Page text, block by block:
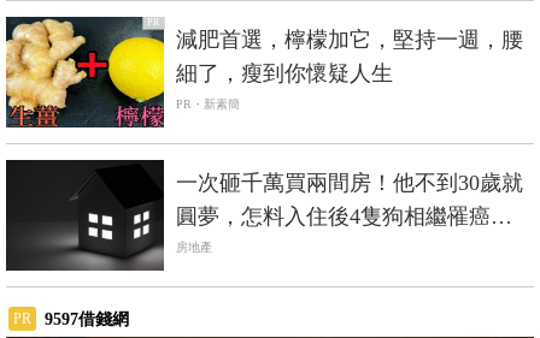
PR
減肥首選，檸檬加它，堅持一週，腰
細了，瘦到你懷疑人生
PR・新素簡
一次砸千萬買兩間房！他不到30歲就
圓夢，怎料入住後4隻狗相繼罹癌，
自己差點送命
房地產
PR 9597借錢網